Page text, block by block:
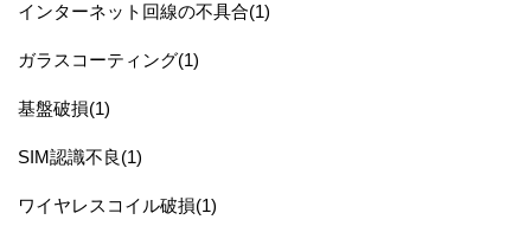
インターネット回線の不具合(1)
ガラスコーティング(1)
基盤破損(1)
SIM認識不良(1)
ワイヤレスコイル破損(1)